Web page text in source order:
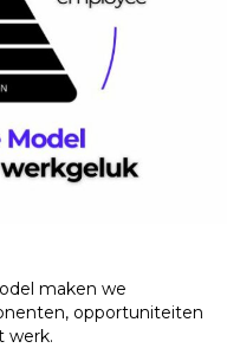
maken we
opportuniteiten
werk.